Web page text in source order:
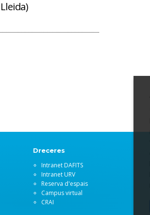
Dreceres
Intranet DAFITS
Intranet URV
Reserva d'espais
Campus virtual
CRAI